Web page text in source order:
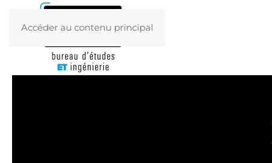
Accéder au contenu principal